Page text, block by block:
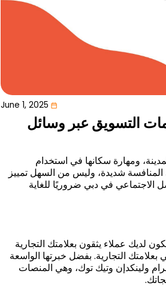
June 1, 2025
التسويق عبر وسائل
ومهارة سكانها في استخدام
المنافسة شديدة، وليس من السهل تمييز
الاجتماعي في دبي ضروريًا للغاية
لديك عملاء يثقون بعلامتك التجارية
التجارية. بفضل خبرتها الواسعة
ولينكدإن وتيك توك، وهي المنصات